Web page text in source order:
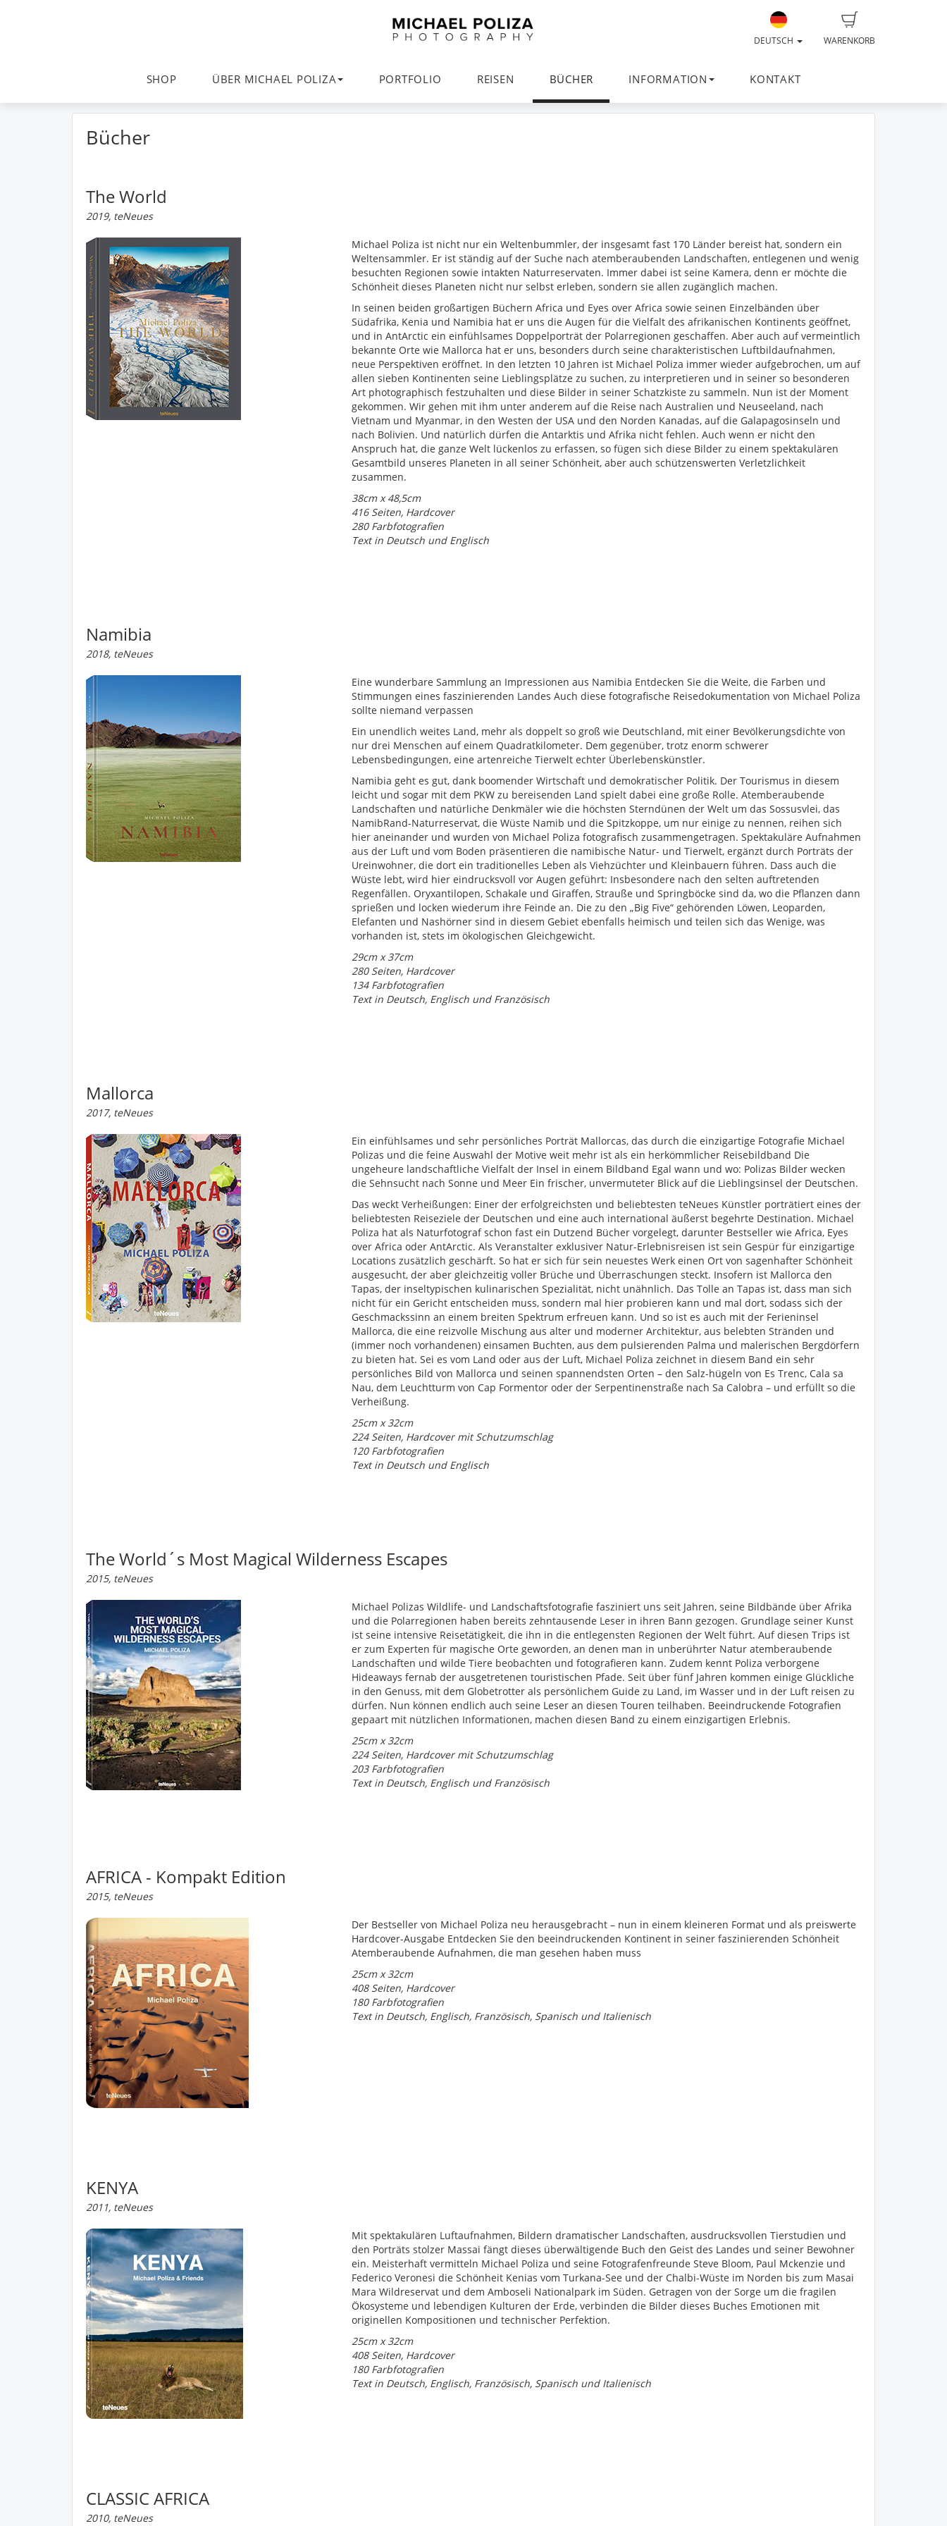
WARENKORB
DEUTSCH
SHOP ÜBER MICHAEL POLIZA PORTFOLIO REISEN BÜCHER INFORMATION KONTAKT
Bücher
The World
2019, teNeues
Michael Poliza ist nicht nur ein Weltenbummler, der insgesamt fast 170 Länder bereist hat, sondern ein
Weltensammler. Er ist ständig auf der Suche nach atemberaubenden Landschaften, entlegenen und wenig
besuchten Regionen sowie intakten Naturreservaten. Immer dabei ist seine Kamera, denn er möchte die
Schönheit dieses Planeten nicht nur selbst erleben, sondern sie allen zugänglich machen.
In seinen beiden großartigen Büchern Africa und Eyes over Africa sowie seinen Einzelbänden über
Südafrika, Kenia und Namibia hat er uns die Augen für die Vielfalt des afrikanischen Kontinents geöffnet,
und in AntArctic ein einfühlsames Doppelporträt der Polarregionen geschaffen. Aber auch auf vermeintlich
bekannte Orte wie Mallorca hat er uns, besonders durch seine charakteristischen Luftbildaufnahmen,
neue Perspektiven eröffnet. In den letzten 10 Jahren ist Michael Poliza immer wieder aufgebrochen, um auf
allen sieben Kontinenten seine Lieblingsplätze zu suchen, zu interpretieren und in seiner so besonderen
Art photographisch festzuhalten und diese Bilder in seiner Schatzkiste zu sammeln. Nun ist der Moment
gekommen. Wir gehen mit ihm unter anderem auf die Reise nach Australien und Neuseeland, nach
Vietnam und Myanmar, in den Westen der USA und den Norden Kanadas, auf die Galapagosinseln und
nach Bolivien. Und natürlich dürfen die Antarktis und Afrika nicht fehlen. Auch wenn er nicht den
Anspruch hat, die ganze Welt lückenlos zu erfassen, so fügen sich diese Bilder zu einem spektakulären
Gesamtbild unseres Planeten in all seiner Schönheit, aber auch schützenswerten Verletzlichkeit
zusammen.
38cm x 48,5cm
416 Seiten, Hardcover
280 Farbfotografien
Text in Deutsch und Englisch
Namibia
2018, teNeues
Eine wunderbare Sammlung an Impressionen aus Namibia Entdecken Sie die Weite, die Farben und
Stimmungen eines faszinierenden Landes Auch diese fotografische Reisedokumentation von Michael Poliza
sollte niemand verpassen
Ein unendlich weites Land, mehr als doppelt so groß wie Deutschland, mit einer Bevölkerungsdichte von
nur drei Menschen auf einem Quadratkilometer. Dem gegenüber, trotz enorm schwerer
Lebensbedingungen, eine artenreiche Tierwelt echter Überlebenskünstler.
Namibia geht es gut, dank boomender Wirtschaft und demokratischer Politik. Der Tourismus in diesem
leicht und sogar mit dem PKW zu bereisenden Land spielt dabei eine große Rolle. Atemberaubende
Landschaften und natürliche Denkmäler wie die höchsten Sterndünen der Welt um das Sossusvlei, das
NamibRand-Naturreservat, die Wüste Namib und die Spitzkoppe, um nur einige zu nennen, reihen sich
hier aneinander und wurden von Michael Poliza fotografisch zusammengetragen. Spektakuläre Aufnahmen
aus der Luft und vom Boden präsentieren die namibische Natur- und Tierwelt, ergänzt durch Porträts der
Ureinwohner, die dort ein traditionelles Leben als Viehzüchter und Kleinbauern führen. Dass auch die
Wüste lebt, wird hier eindrucksvoll vor Augen geführt: Insbesondere nach den selten auftretenden
Regenfällen. Oryxantilopen, Schakale und Giraffen, Strauße und Springböcke sind da, wo die Pflanzen dann
sprießen und locken wiederum ihre Feinde an. Die zu den „Big Five“ gehörenden Löwen, Leoparden,
Elefanten und Nashörner sind in diesem Gebiet ebenfalls heimisch und teilen sich das Wenige, was
vorhanden ist, stets im ökologischen Gleichgewicht.
29cm x 37cm
280 Seiten, Hardcover
134 Farbfotografien
Text in Deutsch, Englisch und Französisch
Mallorca
2017, teNeues
Ein einfühlsames und sehr persönliches Porträt Mallorcas, das durch die einzigartige Fotografie Michael
Polizas und die feine Auswahl der Motive weit mehr ist als ein herkömmlicher Reisebildband Die
ungeheure landschaftliche Vielfalt der Insel in einem Bildband Egal wann und wo: Polizas Bilder wecken
die Sehnsucht nach Sonne und Meer Ein frischer, unvermuteter Blick auf die Lieblingsinsel der Deutschen.
Das weckt Verheißungen: Einer der erfolgreichsten und beliebtesten teNeues Künstler porträtiert eines der
beliebtesten Reiseziele der Deutschen und eine auch international äußerst begehrte Destination. Michael
Poliza hat als Naturfotograf schon fast ein Dutzend Bücher vorgelegt, darunter Bestseller wie Africa, Eyes
over Africa oder AntArctic. Als Veranstalter exklusiver Natur-Erlebnisreisen ist sein Gespür für einzigartige
Locations zusätzlich geschärft. So hat er sich für sein neuestes Werk einen Ort von sagenhafter Schönheit
ausgesucht, der aber gleichzeitig voller Brüche und Überraschungen steckt. Insofern ist Mallorca den
Tapas, der inseltypischen kulinarischen Spezialität, nicht unähnlich. Das Tolle an Tapas ist, dass man sich
nicht für ein Gericht entscheiden muss, sondern mal hier probieren kann und mal dort, sodass sich der
Geschmackssinn an einem breiten Spektrum erfreuen kann. Und so ist es auch mit der Ferieninsel
Mallorca, die eine reizvolle Mischung aus alter und moderner Architektur, aus belebten Stränden und
(immer noch vorhandenen) einsamen Buchten, aus dem pulsierenden Palma und malerischen Bergdörfern
zu bieten hat. Sei es vom Land oder aus der Luft, Michael Poliza zeichnet in diesem Band ein sehr
persönliches Bild von Mallorca und seinen spannendsten Orten – den Salz-hügeln von Es Trenc, Cala sa
Nau, dem Leuchtturm von Cap Formentor oder der Serpentinenstraße nach Sa Calobra – und erfüllt so die
Verheißung.
25cm x 32cm
224 Seiten, Hardcover mit Schutzumschlag
120 Farbfotografien
Text in Deutsch und Englisch
The World´s Most Magical Wilderness Escapes
2015, teNeues
Michael Polizas Wildlife- und Landschafts­fotografie fasziniert uns seit Jahren, seine Bildbände über Afrika
und die Polarregionen haben bereits zehntausende Leser in ihren Bann gezogen. Grundlage seiner Kunst
ist seine intensive Reisetätigkeit, die ihn in die ent­legensten Regionen der Welt führt. Auf diesen Trips ist
er zum Experten für magische Orte geworden, an denen man in unberührter Natur atemberaubende
Landschaften und wilde Tiere beobachten und fotografieren kann. Zudem kennt Poliza verborgene
Hideaways fernab der ausgetre­tenen touristischen Pfade. Seit über fünf Jahren kommen einige Glückliche
in den Genuss, mit dem Globetrotter als persönlichem Guide zu Land, im Wasser und in der Luft reisen zu
dürfen. Nun können endlich auch seine Leser an diesen Touren teilhaben. Beeindruckende Fotografien
gepaart mit nützlichen Informa­tionen, machen diesen Band zu einem einzig­artigen Erlebnis.
25cm x 32cm
224 Seiten, Hardcover mit Schutzumschlag
203 Farbfotografien
Text in Deutsch, Englisch und Französisch
AFRICA - Kompakt Edition
2015, teNeues
Der Bestseller von Michael Poliza neu herausgebracht – nun in einem kleineren Format und als preiswerte
Hardcover-Ausgabe Entdecken Sie den beeindruckenden Kontinent in seiner faszinierenden Schönheit
Atemberaubende Aufnahmen, die man gesehen haben muss
25cm x 32cm
408 Seiten, Hardcover
180 Farbfotografien
Text in Deutsch, Englisch, Französisch, Spanisch und Italienisch
KENYA
2011, teNeues
Mit spektakulären Luftaufnahmen, Bildern dramatischer Landschaften, ausdrucksvollen Tierstudien und
den Porträts stolzer Massai fängt dieses überwältigende Buch den Geist des Landes und seiner Bewohner
ein. Meisterhaft vermitteln Michael Poliza und seine Fotografenfreunde Steve Bloom, Paul Mckenzie und
Federico Veronesi die Schönheit Kenias vom Turkana-See und der Chalbi-Wüste im Norden bis zum Masai
Mara Wildreservat und dem Amboseli Nationalpark im Süden. Getragen von der Sorge um die fragilen
Ökosysteme und lebendigen Kulturen der Erde, verbinden die Bilder dieses Buches Emotionen mit
originellen Kompositionen und technischer Perfektion.
25cm x 32cm
408 Seiten, Hardcover
180 Farbfotografien
Text in Deutsch, Englisch, Französisch, Spanisch und Italienisch
CLASSIC AFRICA
2010, teNeues